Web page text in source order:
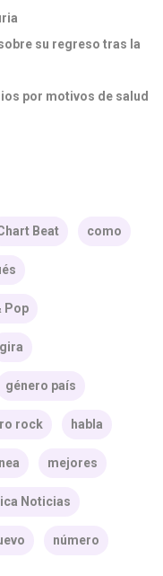
su regreso tras la
por motivos de salud
Beat como
Pop
gira
género país
rock habla
mejores
Noticias
número